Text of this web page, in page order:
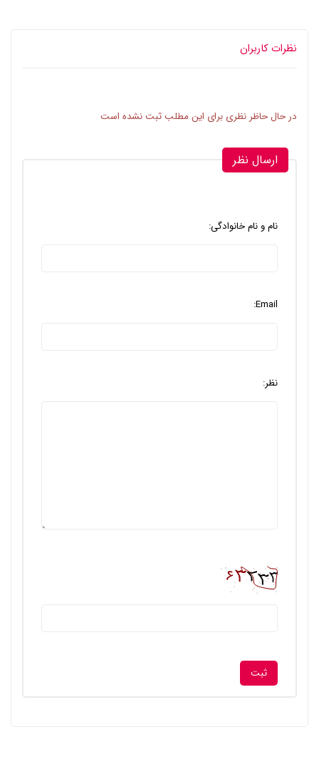
نظرات کاربران
در حال حاظر نظری برای این مطلب ثبت نشده است
ارسال نظر
نام و نام خانوادگی:
Email:
نظر: